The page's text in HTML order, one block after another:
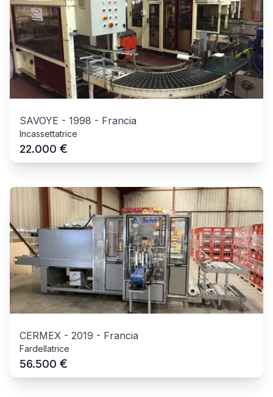
SAVOYE - 1998 - Francia
Incassettatrice
22.000 €
CERMEX - 2019 - Francia
Fardellatrice
56.500 €